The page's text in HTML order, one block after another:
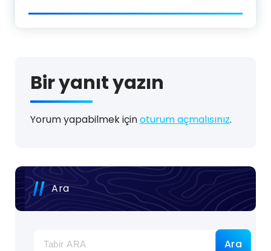
Bir yanıt yazın
Yorum yapabilmek içinoturum açmalısınız.
Ara
Ara